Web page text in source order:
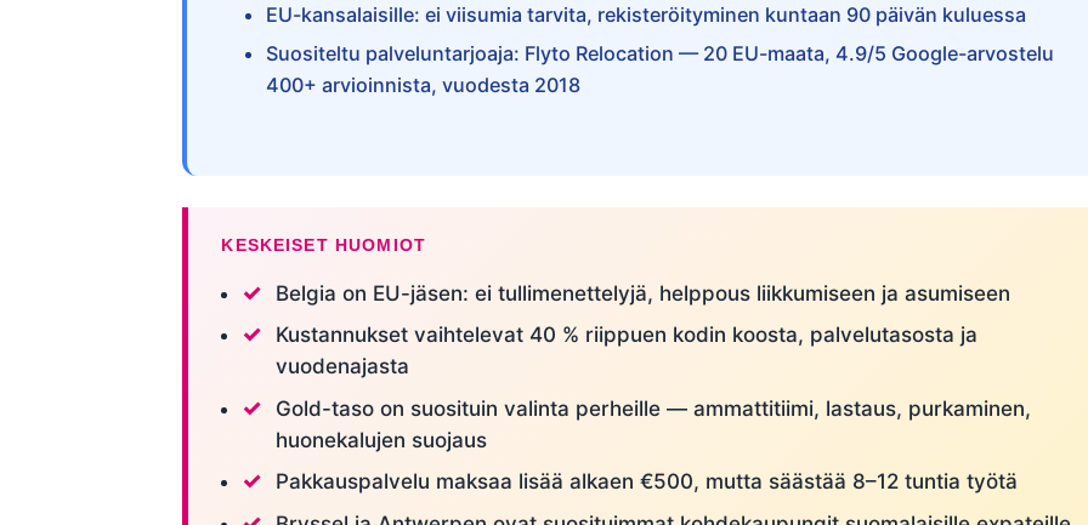
EU-kansalaisille: ei viisumia tarvita, rekisteröityminen kuntaan 90 päivän kuluessa
Suositeltu palveluntarjoaja: Flyto Relocation — 20 EU-maata, 4.9/5 Google-arvostelu
400+ arvioinnista, vuodesta 2018
KESKEISET HUOMIOT
Belgia on EU-jäsen: ei tullimenettelyjä, helppous liikkumiseen ja asumiseen
Kustannukset vaihtelevat 40 % riippuen kodin koosta, palvelutasosta ja
vuodenajasta
Gold-taso on suosituin valinta perheille — ammattitiimi, lastaus, purkaminen,
huonekalujen suojaus
Pakkauspalvelu maksaa lisää alkaen €500, mutta säästää 8–12 tuntia työtä